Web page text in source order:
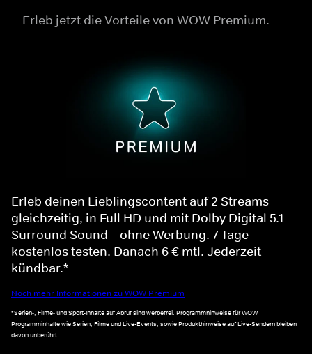
Erleb jetzt die Vorteile von WOW Premium.
Erleb deinen Lieblingscontent auf 2 Streams
gleichzeitig, in Full HD und mit Dolby Digital 5.1
Surround Sound – ohne Werbung. 7 Tage
kostenlos testen. Danach 6 € mtl. Jederzeit
kündbar.*
Noch mehr Informationen zu WOW Premium
*Serien-, Filme- und Sport-Inhalte auf Abruf sind werbefrei. Programmhinweise für WOW
Programminhalte wie Serien, Filme und Live-Events, sowie Produkthinweise auf Live-Sendern bleiben
davon unberührt.